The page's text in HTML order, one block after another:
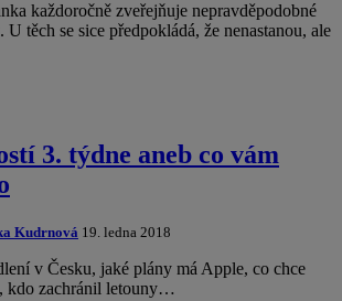
každoročně zveřejňuje nepravděpodobné
U těch se sice předpokládá, že nenastanou, ale
3. týdne aneb co vám
Kudrnová 19. ledna 2018
v Česku, jaké plány má Apple, co chce
kdo zachránil letouny…